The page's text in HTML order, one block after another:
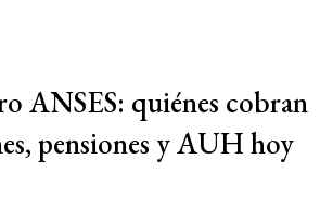
ANSES: quiénes cobran
pensiones y AUH hoy